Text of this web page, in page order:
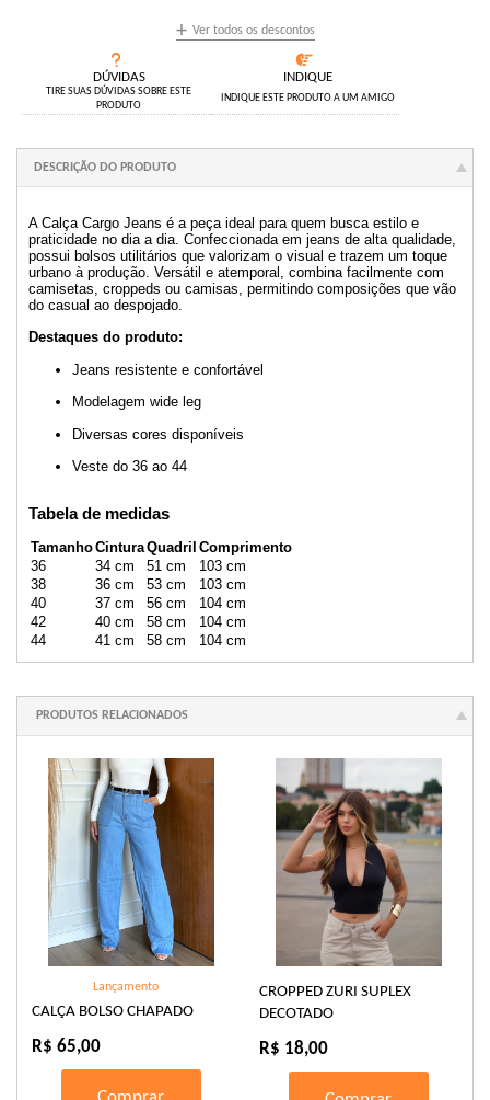
DÚVIDAS
TIRE SUAS DÚVIDAS SOBRE ESTE
PRODUTO
INDIQUE
INDIQUE ESTE PRODUTO A UM AMIGO
+ Ver todos os descontos
DESCRIÇÃO DO PRODUTO
A Calça Cargo Jeans é a peça ideal para quem busca estilo e
praticidade no dia a dia. Confeccionada em jeans de alta qualidade,
possui bolsos utilitários que valorizam o visual e trazem um toque
urbano à produção. Versátil e atemporal, combina facilmente com
camisetas, croppeds ou camisas, permitindo composições que vão
do casual ao despojado.
Destaques do produto:
Jeans resistente e confortável
Modelagem wide leg
Diversas cores disponíveis
Veste do 36 ao 44
Tabela de medidas
TamanhoCinturaQuadril Comprimento
36
34 cm 51 cm
103 cm
38
36 cm 53 cm
103 cm
40
37 cm 56 cm
104 cm
42
40 cm 58 cm
104 cm
44
41 cm 58 cm 104 cm
PRODUTOS RELACIONADOS
Lançamento
CALÇA BOLSO CHAPADO
R$ 65,00
CROPPED ZURI SUPLEX
DECOTADO
R$ 18,00